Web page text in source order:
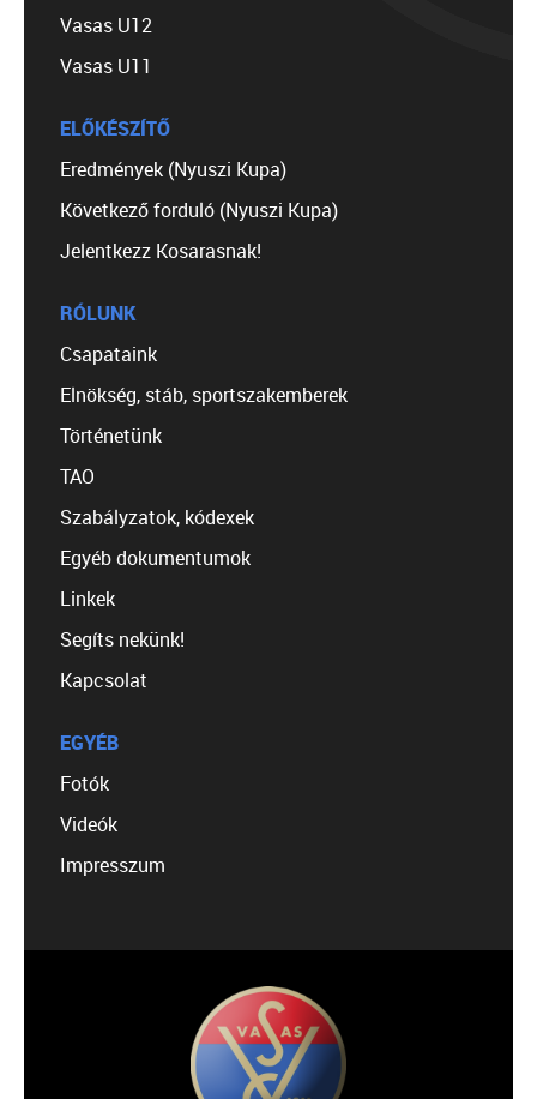
Vasas U12
Vasas U11
ELŐKÉSZÍTŐ
Eredmények (Nyuszi Kupa)
Következő forduló (Nyuszi Kupa)
Jelentkezz Kosarasnak!
RÓLUNK
Csapataink
Elnökség, stáb, sportszakemberek
Történetünk
TAO
Szabályzatok, kódexek
Egyéb dokumentumok
Linkek
Segíts nekünk!
Kapcsolat
EGYÉB
Fotók
Videók
Impresszum